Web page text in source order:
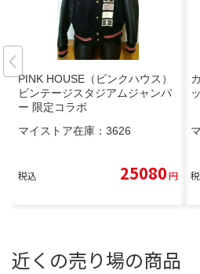
PINK HOUSE（ピンクハウス）
ビンテージスタジアムジャンパ
ー 限定コラボ
マイストア在庫： 3626
税込 25080円
近くの売り場の商品